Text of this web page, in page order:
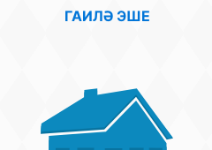
ГАИЛӘ ЭШЕ